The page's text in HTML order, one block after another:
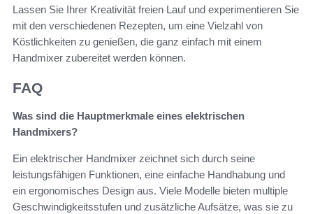
Lassen Sie Ihrer Kreativität freien Lauf und experimentieren Sie
mit den verschiedenen Rezepten, um eine Vielzahl von
Köstlichkeiten zu genießen, die ganz einfach mit einem
Handmixer zubereitet werden können.
FAQ
Was sind die Hauptmerkmale eines elektrischen
Handmixers?
Ein elektrischer Handmixer zeichnet sich durch seine
leistungsfähigen Funktionen, eine einfache Handhabung und
ein ergonomisches Design aus. Viele Modelle bieten multiple
Geschwindigkeitsstufen und zusätzliche Aufsätze, was sie zu